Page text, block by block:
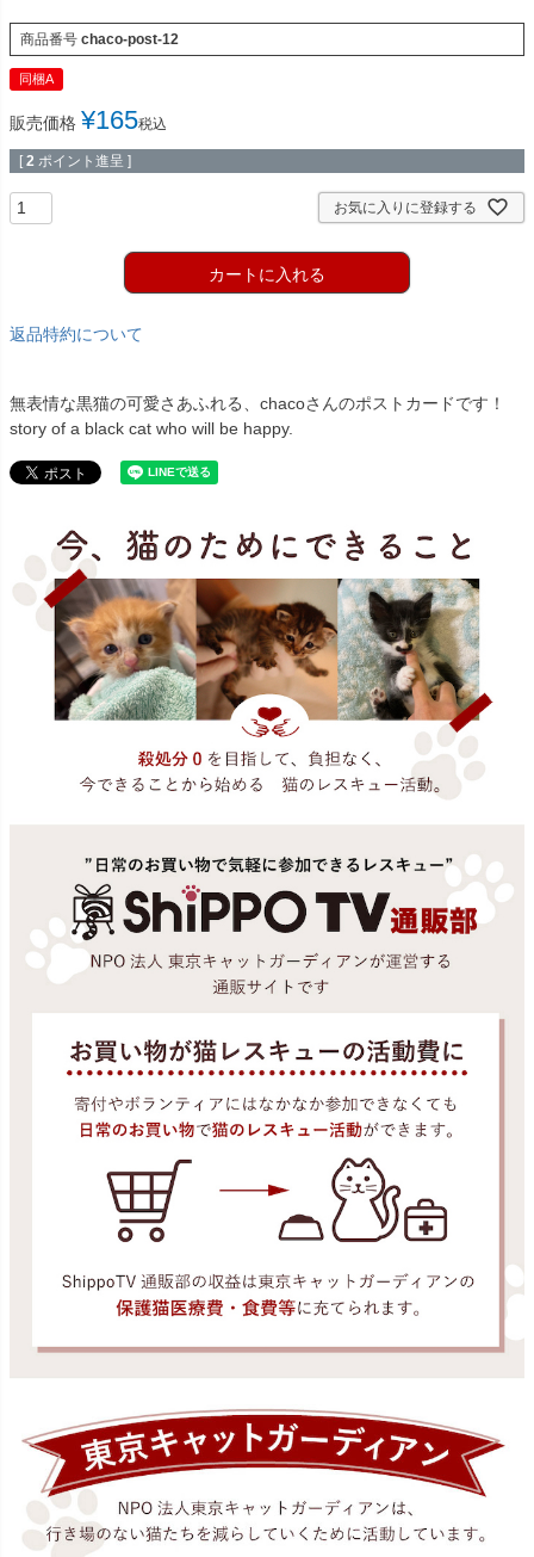
商品番号 chaco-post-12
同梱A
販売価格 ¥165税込
[ 2 ポイント進呈 ]
お気に入りに登録する
カートに入れる
返品特約について
無表情な黒猫の可愛さあふれる、chacoさんのポストカードです！
story of a black cat who will be happy.